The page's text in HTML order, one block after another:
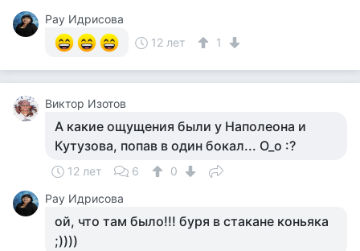
Рау Идрисова
12 лет
1
Виктор Изотов
А какие ощущения были у Наполеона и
Кутузова, попав в один бокал... O_o :?
12 лет 6
0
Рау Идрисова
ой, что там было!!! буря в стакане коньяка
;))))